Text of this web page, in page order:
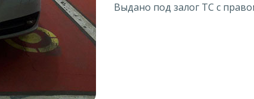
Выдано под залог ТС c